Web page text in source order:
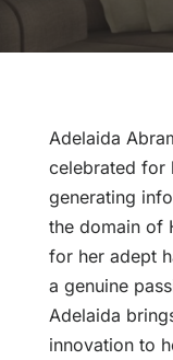
Adelaida
celebrated for
generating
the domain of
for her adept
a genuine
Adelaida
innovation to